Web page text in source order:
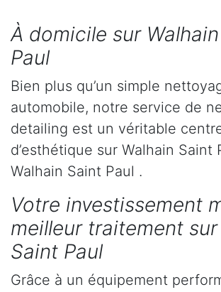
À domicile sur
Paul
Bien plus qu’un simple
automobile, notre service de
detailing est un véritable
d’esthétique sur Walhain Saint
Walhain Saint Paul .
Votre investissement
meilleur traitement sur
Saint Paul
Grâce à un équipement